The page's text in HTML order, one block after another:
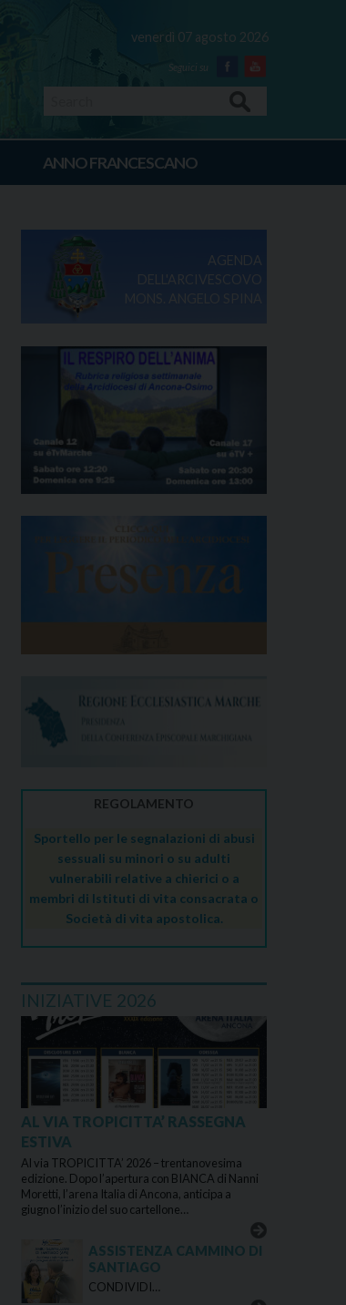
venerdì 07 agosto 2026
Facebook
Youtube
ANNO FRANCESCANO
AGENDA
DELL'ARCIVESCOVO
REGOLAMENTO
Sportello per le segnalazioni di abusi
sessuali su minori o su adulti
vulnerabili relative a chierici o a
membri di Istituti di vita consacrata o
Società di vita apostolica.
INIZIATIVE 2026
AL VIA TROPICITTA’ RASSEGNA
ESTIVA
Al via TROPICITTA’ 2026 – trentanovesima
edizione. Dopo l’apertura con BIANCA di Nanni
Moretti, l’arena Italia di Ancona, anticipa a
giugno l’inizio del suo cartellone…
ASSISTENZA CAMMINO DI
SANTIAGO
CONDIVIDI…